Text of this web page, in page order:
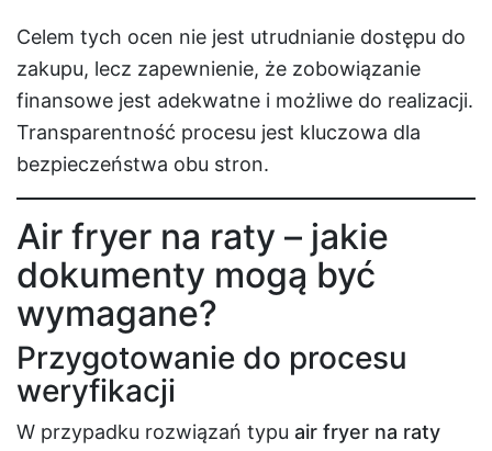
Celem tych ocen nie jest utrudnianie dostępu do
zakupu, lecz zapewnienie, że zobowiązanie
finansowe jest adekwatne i możliwe do realizacji.
Transparentność procesu jest kluczowa dla
bezpieczeństwa obu stron.
Air fryer na raty – jakie
dokumenty mogą być
wymagane?
Przygotowanie do procesu
weryfikacji
W przypadku rozwiązań typu air fryer na raty